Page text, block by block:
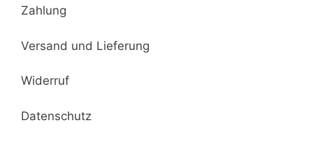
Zahlung
Versand und Lieferung
Widerruf
Datenschutz